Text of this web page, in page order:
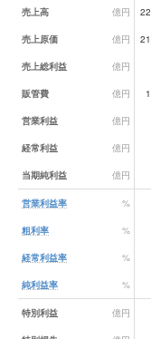
業績データ一覧
売上高 億円
売上原価 億円
売上総利益 億円
販管費 億円
営業利益 億円
経常利益 億円
当期純利益 億円
営業利益率 %
粗利率 %
経常利益率 %
純利益率 %
特別利益 億円